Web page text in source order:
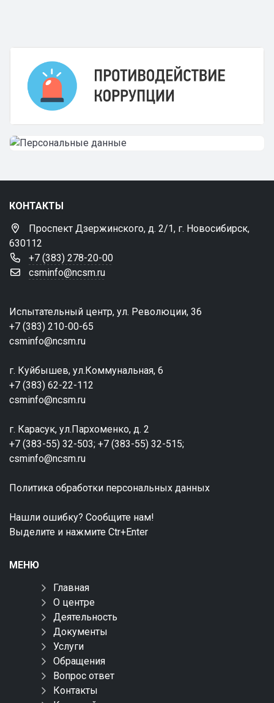
КОНТАКТЫ
Проспект Дзержинского, д. 2/1, г. Новосибирск,
630112
+7 (383) 278-20-00
csminfo@ncsm.ru
Испытательный центр, ул. Революции, 36
+7 (383) 210-00-65
csminfo@ncsm.ru
г. Куйбышев, ул.Коммунальная, 6
+7 (383) 62-22-112
csminfo@ncsm.ru
г. Карасук, ул.Пархоменко, д. 2
+7 (383-55) 32-503; +7 (383-55) 32-515;
csminfo@ncsm.ru
Политика обработки персональных данных
Нашли ошибку? Сообщите нам!
Выделите и нажмите Ctr+Enter
МЕНЮ
Главная
О центре
Деятельность
Документы
Услуги
Обращения
Вопрос ответ
Контакты